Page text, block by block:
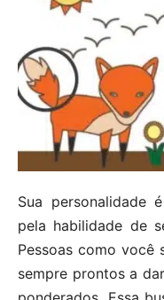
Sua personalidade
pela habilidade de
Pessoas como você
sempre prontos a